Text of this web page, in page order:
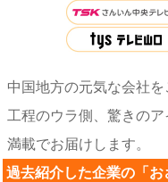
中国地方の元気な会社
工程のウラ側、驚きの
満載でお届けします。
過去紹介した企業の「お